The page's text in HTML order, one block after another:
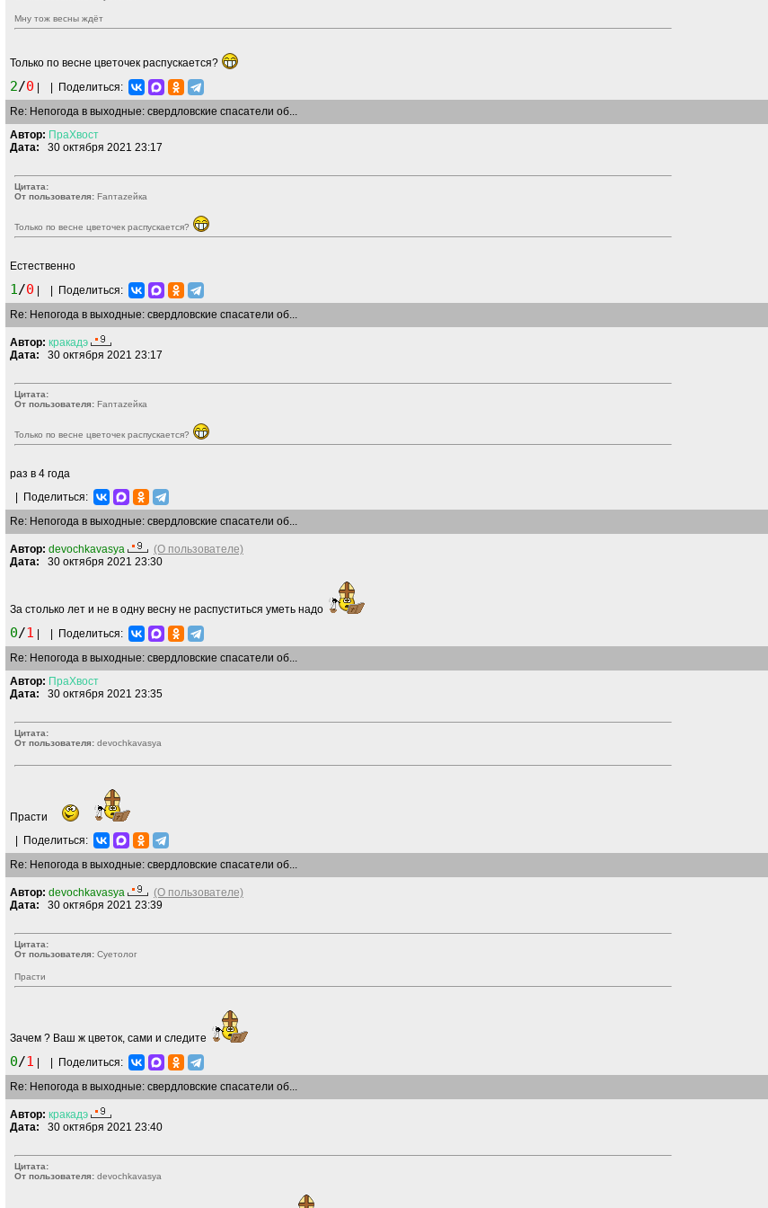
Мну тож весны ждёт
Только по весне цветочек распускается?
2/0
Поделиться:
Re: Непогода в выходные: свердловские спасатели об...
Автор: ПраХвост
Дата: 30 октября 2021 23:17
Цитата:
От пользователя: Fanтаzeйкa
Только по весне цветочек распускается?
Естественно
1/0
Поделиться:
Re: Непогода в выходные: свердловские спасатели об...
Автор: кракадэ
Дата: 30 октября 2021 23:17
Цитата:
От пользователя: Fanтаzeйкa
Только по весне цветочек распускается?
раз в 4 года
Поделиться:
Re: Непогода в выходные: свердловские спасатели об...
Автор: devochkavasya
(О пользователе)
Дата: 30 октября 2021 23:30
За столько лет и не в одну весну не распуститься уметь надо
0/1
Поделиться:
Re: Непогода в выходные: свердловские спасатели об...
Автор: ПраХвост
Дата: 30 октября 2021 23:35
Цитата:
От пользователя: devochkavasya
Прасти
Поделиться:
Re: Непогода в выходные: свердловские спасатели об...
Автор: devochkavasya
(О пользователе)
Дата: 30 октября 2021 23:39
Цитата:
От пользователя: Суетолог
Прасти
Зачем ? Ваш ж цветок, сами и следите
0/1
Поделиться:
Re: Непогода в выходные: свердловские спасатели об...
Автор: кракадэ
Дата: 30 октября 2021 23:40
Цитата:
От пользователя: devochkavasya